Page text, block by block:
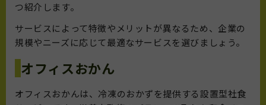
つ紹介します。
サービスによって特徴やメリットが異なるため、企業の
規模やニーズに応じて最適なサービスを選びましょう。
オフィスおかん
オフィスおかんは、冷凍のおかずを提供する設置型社食